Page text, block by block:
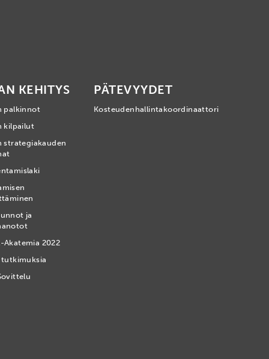
KEHITYS
palkinnot
kilpailut
strategiakauden
ja
Akatemia 2022
tutkimuksia
PÄTEVYYDET
Kosteudenhallintakoordinaattori